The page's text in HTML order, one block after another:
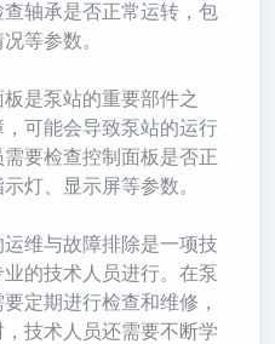
轴承是否正常运转，包
等参数。
是泵站的重要部件之
可能会导致泵站的运行
要检查控制面板是否正
灯、显示屏等参数。
运维与故障排除是一项技
的技术人员进行。在泵
定期进行检查和维修，
技术人员还需要不断学